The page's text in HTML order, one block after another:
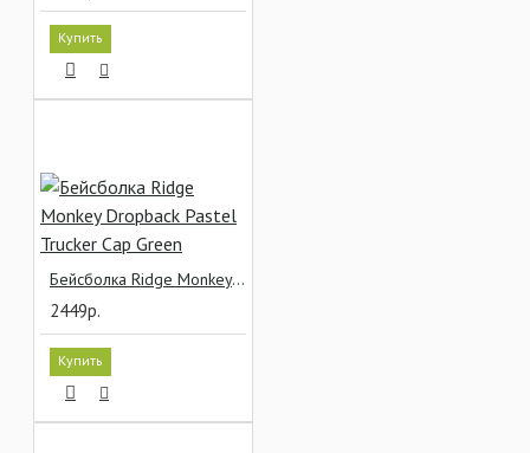
Купить
Бейсболка Ridge Monkey Dropback Pastel Trucker Cap Green
2449р.
Купить